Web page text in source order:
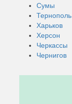
Сумы
Тернополь
Харьков
Херсон
Черкассы
Чернигов